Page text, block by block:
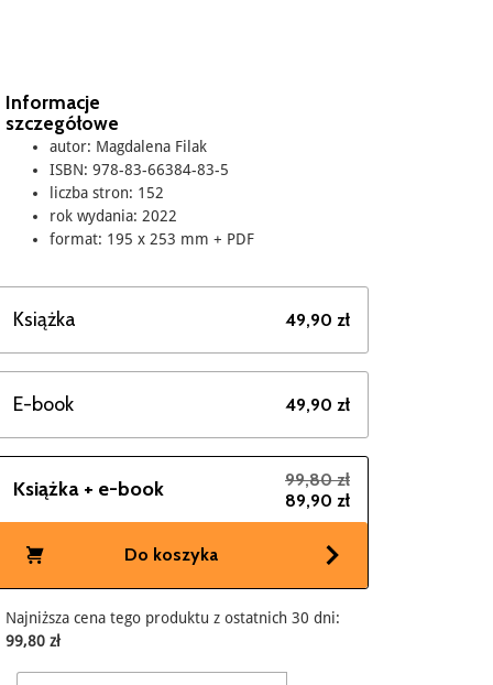
Informacje
szczegółowe
autor: Magdalena Filak
ISBN: 978-83-66384-83-5
liczba stron: 152
rok wydania: 2022
format: 195 x 253 mm + PDF
Książka 49,90 zł
E-book 49,90 zł
Książka + e-book
99,80 zł
89,90 zł
Do koszyka
Najniższa cena tego produktu z ostatnich 30 dni:
99,80 zł